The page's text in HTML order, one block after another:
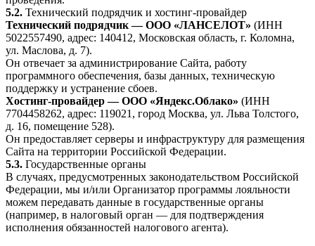
5.2. Технический подрядчик и хостинг-провайдер
Технический подрядчик — ООО «ЛАНСЕЛОТ» (ИНН
5022557490, адрес: 140412, Московская область, г. Коломна,
ул. Маслова, д. 7).
Он отвечает за администрирование Сайта, работу
программного обеспечения, базы данных, техническую
поддержку и устранение сбоев.
Хостинг-провайдер — ООО «Яндекс.Облако» (ИНН
7704458262, адрес: 119021, город Москва, ул. Льва Толстого,
д. 16, помещение 528).
Он предоставляет серверы и инфраструктуру для размещения
Сайта на территории Российской Федерации.
5.3. Государственные органы
В случаях, предусмотренных законодательством Российской
Федерации, мы и/или Организатор программы лояльности
можем передавать данные в государственные органы
(например, в налоговый орган — для подтверждения
исполнения обязанностей налогового агента).